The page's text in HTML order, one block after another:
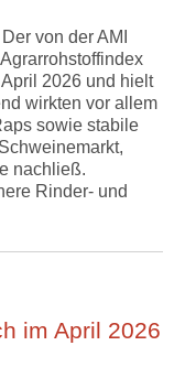
von der AMI
2026 und hielt
wirkten vor allem
sowie stabile
nachließ.
Rinder- und
im April 2026